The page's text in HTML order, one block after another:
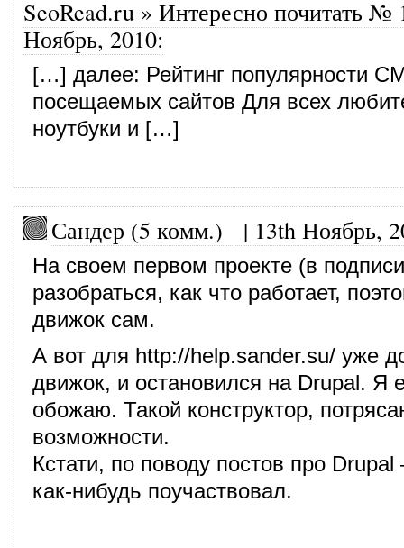
SeoRead.ru » Интересно почитать №
Ноябрь, 2010:
[…] далее: Рейтинг популярности
посещаемых сайтов Для всех
ноутбуки и […]
Сандер (5 комм.) | 13th Ноябрь,
На своем первом проекте (в
разобраться, как что работает,
движок сам.
А вот для http://help.sander.su/ уже
движок, и остановился на Drupal. Я
обожаю. Такой конструктор,
возможности.
Кстати, по поводу постов про
как-нибудь поучаствовал.